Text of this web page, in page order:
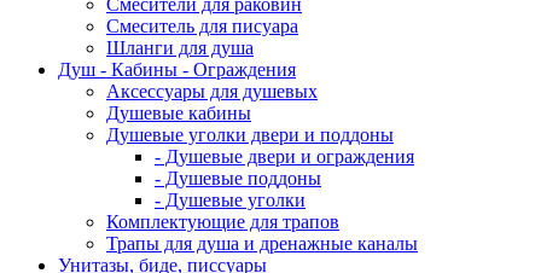
Смесители для раковин
Смеситель для писуара
Шланги для душа
Душ - Кабины - Ограждения
Аксессуары для душевых
Душевые кабины
Душевые уголки двери и поддоны
- Душевые двери и ограждения
- Душевые поддоны
- Душевые уголки
Комплектующие для трапов
Трапы для душа и дренажные каналы
Унитазы, биде, писсуары